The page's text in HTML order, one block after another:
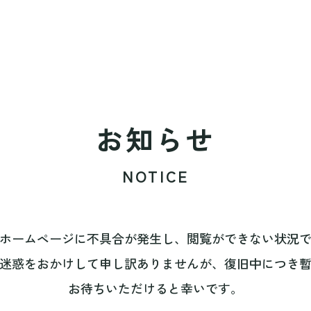
お知らせ
NOTICE
ームページに不具合が発生し、閲覧ができない状況で
惑をおかけして申し訳ありませんが、復旧中につき
お待ちいただけると幸いです。